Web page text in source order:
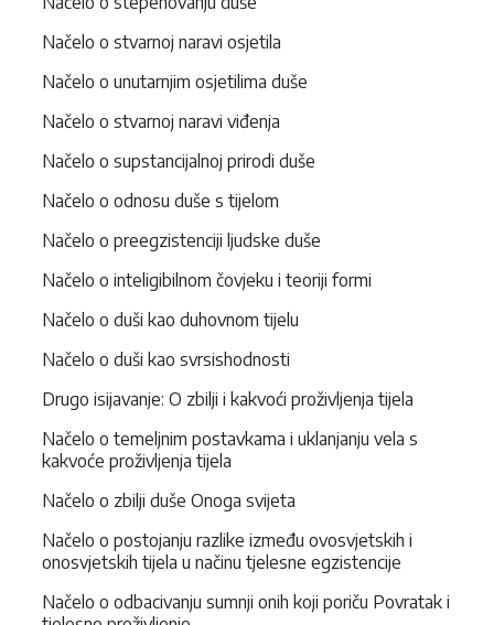
Načelo o stvarnoj naravi osjetila
Načelo o unutarnjim osjetilima duše
Načelo o stvarnoj naravi viđenja
Načelo o supstancijalnoj prirodi duše
Načelo o odnosu duše s tijelom
Načelo o preegzistenciji ljudske duše
Načelo o inteligibilnom čovjeku i teoriji formi
Načelo o duši kao duhovnom tijelu
Načelo o duši kao svrsishodnosti
Drugo isijavanje: O zbilji i kakvoći proživljenja tijela
Načelo o temeljnim postavkama i uklanjanju vela s
kakvoće proživljenja tijela
Načelo o zbilji duše Onoga svijeta
Načelo o postojanju razlike između ovosvjetskih i
onosvjetskih tijela u načinu tjelesne egzistencije
Načelo o odbacivanju sumnji onih koji poriču Povratak i